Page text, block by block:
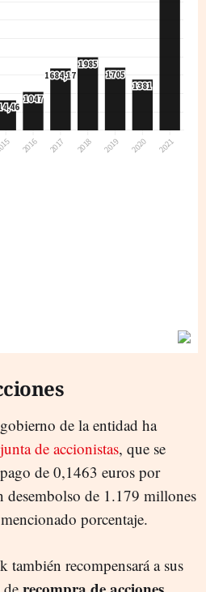
de la entidad ha
junta de accionistas, que se
de 0,1463 euros por
desembolso de 1.179 millones
porcentaje.
también recompensará a sus